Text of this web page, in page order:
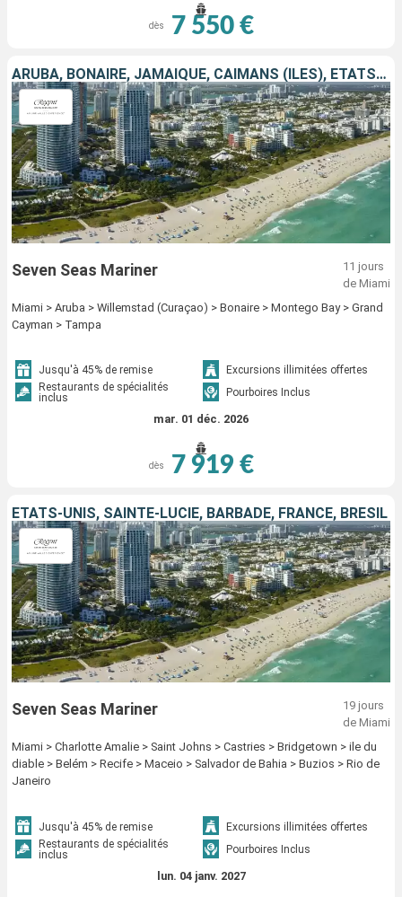
dès 7 550 €
ARUBA, BONAIRE, JAMAÏQUE, CAÏMANS (ÎLES), ÉTATS-UNIS
Seven Seas Mariner
11 jours
de Miami
Miami > Aruba > Willemstad (Curaçao) > Bonaire > Montego Bay > Grand
Cayman > Tampa
Jusqu'à 45% de remise
Excursions illimitées offertes
Restaurants de spécialités
inclus
Pourboires Inclus
mar. 01 déc. 2026
dès 7 919 €
ÉTATS-UNIS, SAINTE-LUCIE, BARBADE, FRANCE, BRÉSIL
Seven Seas Mariner
19 jours
de Miami
Miami > Charlotte Amalie > Saint Johns > Castries > Bridgetown > ile du
diable > Belém > Recife > Maceio > Salvador de Bahia > Buzios > Rio de
Janeiro
Jusqu'à 45% de remise
Excursions illimitées offertes
Restaurants de spécialités
inclus
Pourboires Inclus
lun. 04 janv. 2027